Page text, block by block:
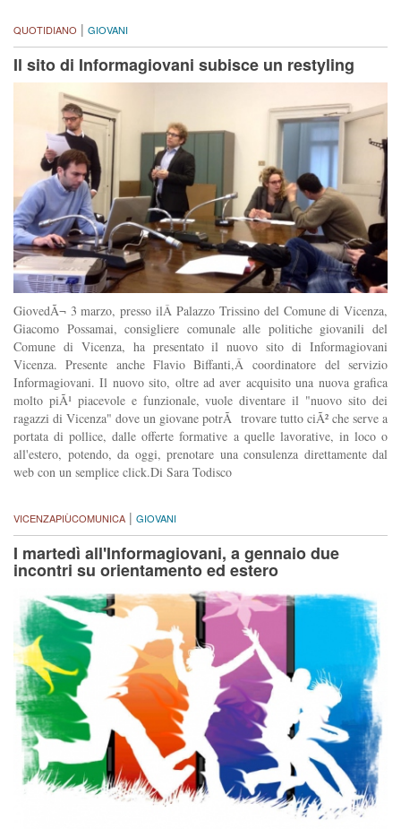
QUOTIDIANO | GIOVANI
Il sito di Informagiovani subisce un restyling
GiovedÃ¬ 3 marzo, presso ilÂ Palazzo Trissino del Comune di Vicenza,
Giacomo Possamai, consigliere comunale alle politiche giovanili del
Comune di Vicenza, ha presentato il nuovo sito di Informagiovani
Vicenza. Presente anche Flavio Biffanti,Â coordinatore del servizio
Informagiovani. Il nuovo sito, oltre ad aver acquisito una nuova grafica
molto piÃ¹ piacevole e funzionale, vuole diventare il "nuovo sito dei
ragazzi di Vicenza" dove un giovane potrÃ trovare tutto ciÃ² che serve a
portata di pollice, dalle offerte formative a quelle lavorative, in loco o
all'estero, potendo, da oggi, prenotare una consulenza direttamente dal
web con un semplice click.Di Sara Todisco
VICENZAPIÙCOMUNICA | GIOVANI
I martedì all'Informagiovani, a gennaio due
incontri su orientamento ed estero